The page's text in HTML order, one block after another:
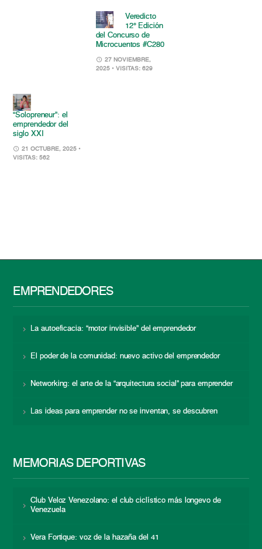
Veredicto
12° Edición
del Concurso de
Microcuentos #C280
27 NOVIEMBRE,
2025 • VISITAS: 629
“Solopreneur”: el
emprendedor del
siglo XXI
21 OCTUBRE, 2025 •
VISITAS: 562
EMPRENDEDORES
La autoeficacia: “motor invisible” del emprendedor
El poder de la comunidad: nuevo activo del emprendedor
Networking: el arte de la “arquitectura social” para emprender
Las ideas para emprender no se inventan, se descubren
MEMORIAS DEPORTIVAS
Club Veloz Venezolano: el club ciclístico más longevo de
Venezuela
Vera Fortique: voz de la hazaña del 41